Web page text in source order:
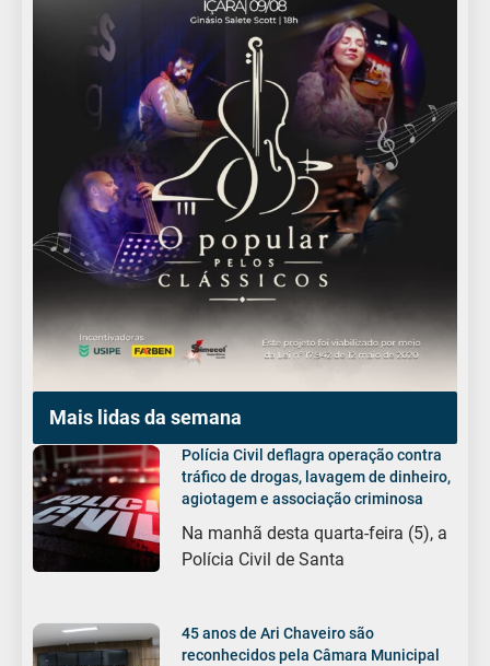
Mais lidas da semana
Polícia Civil deflagra operação contra
tráfico de drogas, lavagem de dinheiro,
agiotagem e associação criminosa
Na manhã desta quarta-feira (5), a
Polícia Civil de Santa
45 anos de Ari Chaveiro são
reconhecidos pela Câmara Municipal